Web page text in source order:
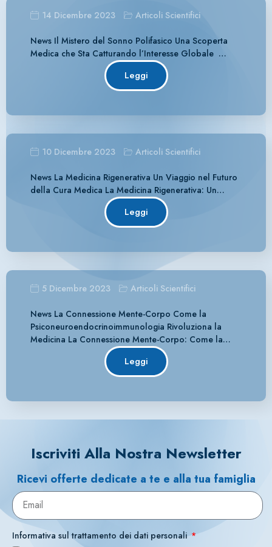
14 Dicembre 2023 Articoli Scientifici
News Il Mistero del Sonno Polifasico Una Scoperta
Medica che Sta Catturando l’Interesse Globale …
Leggi
10 Dicembre 2023 Articoli Scientifici
News La Medicina Rigenerativa Un Viaggio nel Futuro
della Cura Medica La Medicina Rigenerativa: Un…
Leggi
5 Dicembre 2023 Articoli Scientifici
News La Connessione Mente-Corpo Come la
Psiconeuroendocrinoimmunologia Rivoluziona la
Medicina La Connessione Mente-Corpo: Come la…
Leggi
Iscriviti Alla Nostra Newsletter
Ricevi offerte dedicate a te e alla tua famiglia
Informativa sul trattamento dei dati personali